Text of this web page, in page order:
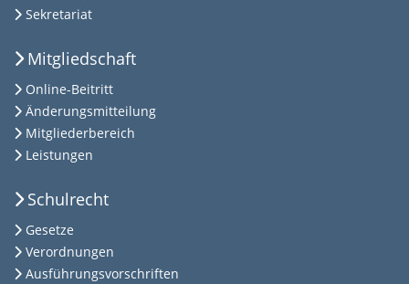
Sekretariat
Mitgliedschaft
Online-Beitritt
Änderungsmitteilung
Mitgliederbereich
Leistungen
Schulrecht
Gesetze
Verordnungen
Ausführungsvorschriften